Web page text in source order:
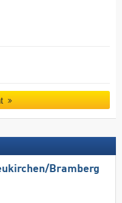
​Bramberg